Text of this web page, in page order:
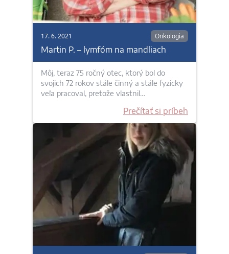
17. 6. 2021 Onkologia
Martin P. – lymfóm na mandliach
Môj, teraz 75 ročný otec, ktorý bol do
svojich 72 rokov stále činný a stále fyzicky
veľa pracoval, pretože vlastnil…
Prečítať si príbeh